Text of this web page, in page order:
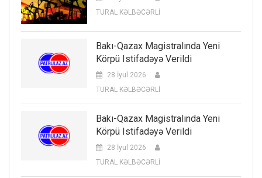
TURAL KƏLBƏCƏRLİ
Bakı-Qazax Magistralında Yeni
Körpü Istifadəyə Verildi
28 İyul 2026
TURAL KƏLBƏCƏRLİ
Bakı-Qazax Magistralında Yeni
Körpü Istifadəyə Verildi
28 İyul 2026
TURAL KƏLBƏCƏRLİ